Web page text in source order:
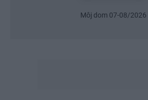
Môj dom 07-08/2026